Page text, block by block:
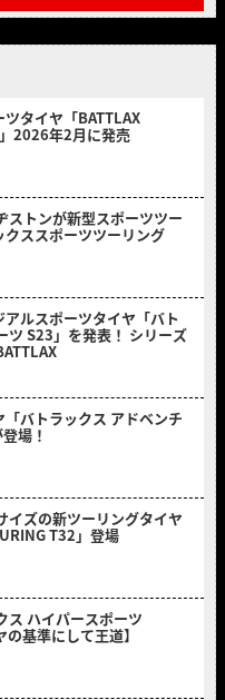
タイヤ「BATTLAX
2026年2月に発売
トンが新型スポーツツー
ススポーツツーリング
ルスポーツタイヤ「バト
ツ S23」を発表！ シリーズ
バトラックス アドベンチ
場！
イズの新ツーリングタイヤ
T32」登場
ス ハイパースポーツ
基準にして王道】